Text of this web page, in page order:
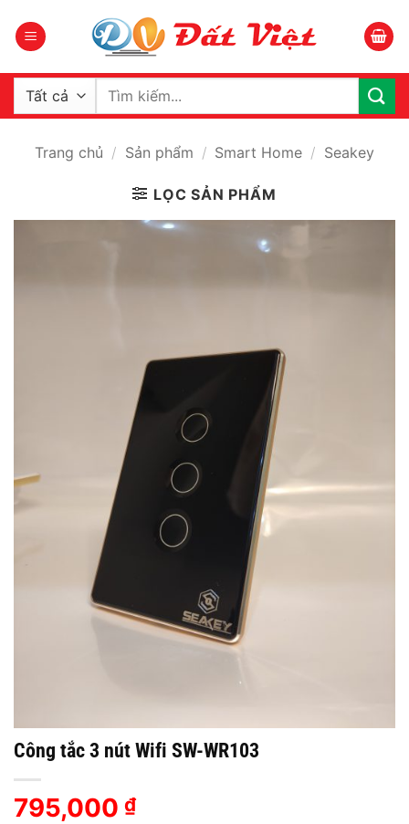
qua
dung
Tìm
Trang chủ / Sản phẩm / Smart Home / Seakey
LỌC SẢN PHẨM
Công tắc 3 nút Wifi SW-WR103
795,000 ₫